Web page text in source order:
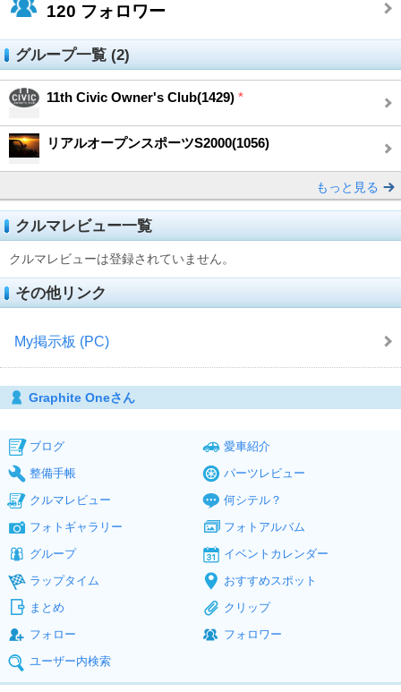
120 フォロワー
グループ一覧 (2)
11th Civic Owner's Club(1429) *
リアルオープンスポーツS2000(1056)
もっと見る
クルマレビュー一覧
クルマレビューは登録されていません。
その他リンク
My掲示板 (PC)
Graphite Oneさん
ブログ
愛車紹介
整備手帳
パーツレビュー
クルマレビュー
何シテル？
フォトギャラリー
フォトアルバム
グループ
イベントカレンダー
ラップタイム
おすすめスポット
まとめ
クリップ
フォロー
フォロワー
ユーザー内検索